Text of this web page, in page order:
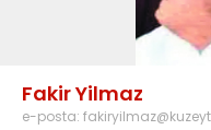
Fakir Yilmaz
e-posta: